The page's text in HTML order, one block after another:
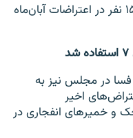
عفو بین‌الملل نیز می‌گوید، دست‌کم ۱۵ نفر در اعتراضات آبان‌ماه
فسا در مجلس نیز به
اخیر
مانند آرپی‌جی ۷، نارنجک و خمیرهای انفجاری در